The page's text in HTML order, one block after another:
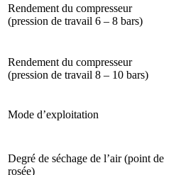
Rendement du compresseur
(pression de travail 6 – 8 bars)
Rendement du compresseur
(pression de travail 8 – 10 bars)
Mode d’exploitation
Degré de séchage de l’air (point de
rosée)